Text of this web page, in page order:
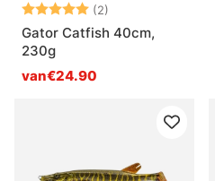
Beoordeling:
(2)
Gator Catfish 40cm,
230g
van€24.90